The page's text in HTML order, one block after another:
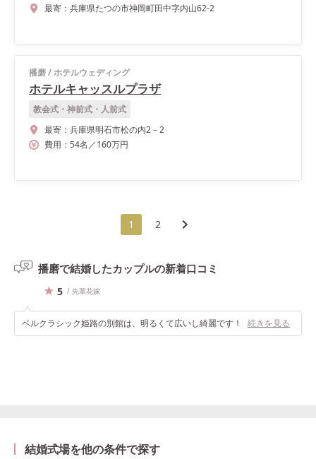
最寄： 兵庫県たつの市神岡町田中字内山62-2
播磨/ホテルウェディング
ホテルキャッスルプラザ
教会式・神前式・人前式
最寄： 兵庫県明石市松の内2－2
費用： 54名 ／160万円
1 2
播磨で結婚したカップルの新着口コミ
5 / 先輩花嫁
ベルクラシック姫路の別館は、明るくて広いし綺麗です！ 続きを見る
結婚式場を他の条件で探す